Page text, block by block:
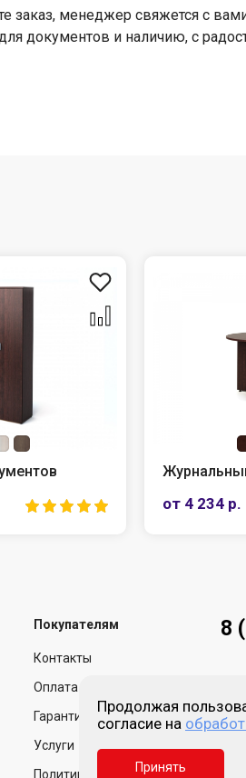
заказ, менеджер свяжется с
документов и наличию, с
от 4 234 р.
Покупателям
Контакты
Оплата и доставка
Гарантия и возврат
Услуги
Политика обработки
8
Продолжая
согласие на
Принять